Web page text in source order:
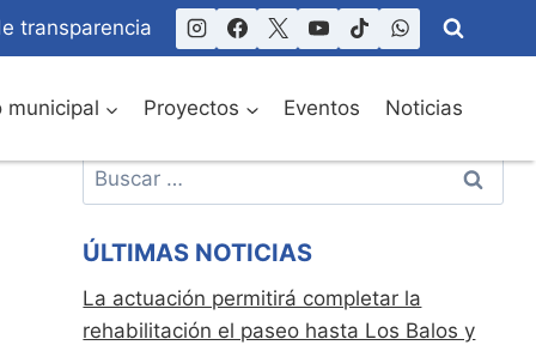
transparencia
municipal Proyectos Eventos Noticias
Buscar:
ÚLTIMAS NOTICIAS
La actuación permitirá completar la
rehabilitación el paseo hasta Los Balos y